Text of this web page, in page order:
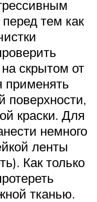
тем как
скрытом от
применять
поверхности,
краски. Для
немного
ленты
Как только
тканью.